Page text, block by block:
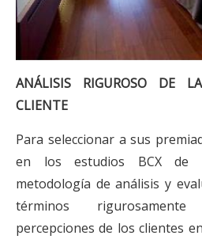
ANÁLISIS RIGUROSO DE
CLIENTE
Para seleccionar a sus
en los estudios BCX de
metodología de análisis y
términos
percepciones de los clientes